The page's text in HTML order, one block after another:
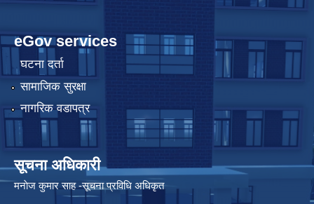
eGov services
घटना दर्ता
सामाजिक सुरक्षा
नागरिक वडापत्र
सूचना अधिकारी
मनाेज कुमार साह -सूचना प्रविधि अधिकृत